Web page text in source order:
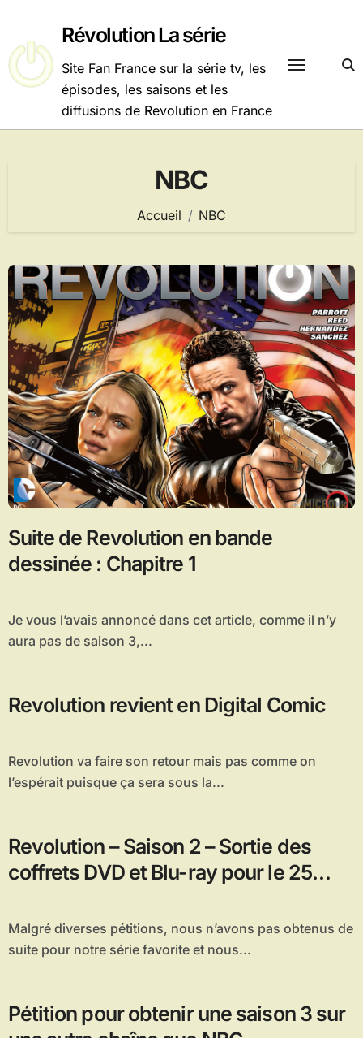
contenu
Révolution La série
Site Fan France sur la série tv, les
épisodes, les saisons et les
diffusions de Revolution en France
NBC
Accueil NBC
Suite de Revolution en bande
dessinée : Chapitre 1
Je vous l’avais annoncé dans cet article, comme il n’y
aura pas de saison 3,...
Revolution revient en Digital Comic
Revolution va faire son retour mais pas comme on
l’espérait puisque ça sera sous la...
Revolution – Saison 2 – Sortie des
coffrets DVD et Blu-ray pour le 25
Malgré diverses pétitions, nous n’avons pas obtenus de
suite pour notre série favorite et nous...
Pétition pour obtenir une saison 3 sur